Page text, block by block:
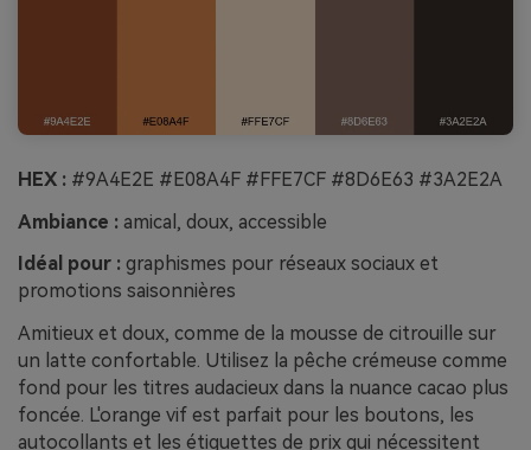
HEX : #9A4E2E #E08A4F #FFE7CF #8D6E63 #3A2E2A
Ambiance : amical, doux, accessible
Idéal pour : graphismes pour réseaux sociaux et
promotions saisonnières
Amitieux et doux, comme de la mousse de citrouille sur
un latte confortable. Utilisez la pêche crémeuse comme
fond pour les titres audacieux dans la nuance cacao plus
foncée. L'orange vif est parfait pour les boutons, les
autocollants et les étiquettes de prix qui nécessitent